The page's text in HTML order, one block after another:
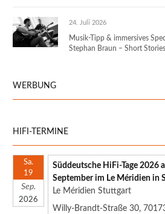
24. Juli 2026
Musik-Tipp & immersives
Stephan Braun – Short Stories
WERBUNG
HIFI-TERMINE
Sa.
19
Sep.
2026
Süddeutsche HiFi-Tage 2026
September im Le Méridien in
Le Méridien Stuttgart
Willy-Brandt-Straße 30,